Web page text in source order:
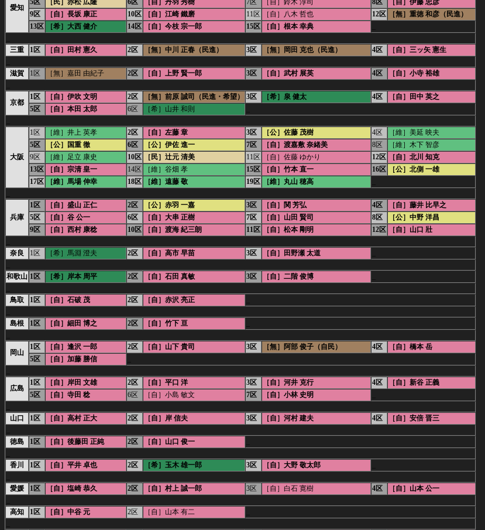
愛知
5区
［民］赤松 広隆 6区 ［自］丹羽 秀樹 7区 ［自］鈴木 淳司 8区
［自］伊藤 忠彦
9区
［自］長坂 康正 10区 ［自］江崎 鐵磨 11区 ［自］八木 哲也 12区
［無］重徳 和彦（民進）
13区
［希］大西 健介 14区 ［自］今枝 宗一郎 15区 ［自］根本 幸典
三重
1区 ［自］田村 憲久 2区 ［無］中川 正春（民進） 3区 ［無］岡田 克也（民進） 4区
［自］三ッ矢 憲生
滋賀
1区 ［無］嘉田 由紀子 2区 ［自］上野 賢一郎 3区 ［自］武村 展英 4区
［自］小寺 裕雄
京都
1区 ［自］伊吹 文明 2区 ［無］前原 誠司（民進・希望） 3区 ［希］泉 健太 4区
［自］田中 英之
5区
［自］本田 太郎 6区 ［希］山井 和則
大阪
1区 ［維］井上 英孝 2区 ［自］左藤 章 3区 ［公］佐藤 茂樹 4区
［維］美延 映夫
5区
［公］国重 徹 6区 ［公］伊佐 進一 7区 ［自］渡嘉敷 奈緒美 8区
［維］木下 智彦
9区
［維］足立 康史 10区 ［民］辻元 清美 11区 ［自］佐藤 ゆかり 12区
［自］北川 知克
13区
［自］宗清 皇一 14区 ［維］谷畑 孝 15区 ［自］竹本 直一 16区
［公］北側 一雄
17区
［維］馬場 伸幸 18区 ［維］遠藤 敬 19区 ［維］丸山 穂高
兵庫
1区 ［自］盛山 正仁 2区 ［公］赤羽 一嘉 3区 ［自］関 芳弘 4区
［自］藤井 比早之
5区
［自］谷 公一 6区 ［自］大串 正樹 7区 ［自］山田 賢司 8区
［公］中野 洋昌
9区
［自］西村 康稔 10区 ［自］渡海 紀三朗 11区 ［自］松本 剛明 12区
［自］山口 壯
奈良
1区 ［希］馬淵 澄夫 2区 ［自］高市 早苗 3区 ［自］田野瀬 太道
和歌山 1区 ［希］岸本 周平 2区 ［自］石田 真敏 3区 ［自］二階 俊博
鳥取
1区 ［自］石破 茂 2区 ［自］赤沢 亮正
島根
1区 ［自］細田 博之 2区 ［自］竹下 亘
岡山
1区 ［自］逢沢 一郎 2区 ［自］山下 貴司 3区 ［無］阿部 俊子（自民） 4区
［自］橋本 岳
5区
［自］加藤 勝信
広島
1区 ［自］岸田 文雄 2区 ［自］平口 洋 3区 ［自］河井 克行 4区
［自］新谷 正義
5区
［自］寺田 稔 6区 ［自］小島 敏文 7区 ［自］小林 史明
山口
1区 ［自］高村 正大 2区 ［自］岸 信夫 3区 ［自］河村 建夫 4区
［自］安倍 晋三
徳島
1区 ［自］後藤田 正純 2区 ［自］山口 俊一
香川
1区 ［自］平井 卓也 2区 ［希］玉木 雄一郎 3区 ［自］大野 敬太郎
愛媛
1区 ［自］塩崎 恭久 2区 ［自］村上 誠一郎 3区 ［自］白石 寛樹 4区
［自］山本 公一
高知
1区 ［自］中谷 元 2区 ［自］山本 有二